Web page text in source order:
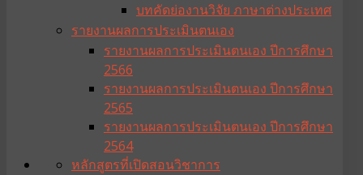
บทคัดย่องานวิจัย ภาษาต่างประเทศ
รายงานผลการประเมินตนเอง
รายงานผลการประเมินตนเอง ปีการศึกษา
2566
รายงานผลการประเมินตนเอง ปีการศึกษา
2565
รายงานผลการประเมินตนเอง ปีการศึกษา
2564
วิชาการ
หลักสูตรที่เปิดสอน